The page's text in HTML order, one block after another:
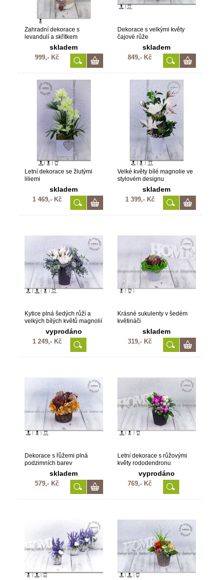
Zahradní dekorace s
levandulí a skřítkem
skladem
999,- Kč
Dekorace s velkými květy
čajové růže
skladem
849,- Kč
Letní dekorace se žlutými
liliemi
skladem
1 469,- Kč
Velké květy bílé magnolie ve
stylovém designu
skladem
1 399,- Kč
Kytice plná šedých růží a
velkých bílých květů magnolií
vyprodáno
1 249,- Kč
Krásné sukulenty v šedém
květináči
skladem
319,- Kč
Dekorace s řůžemi plná
podzimních barev
skladem
579,- Kč
Letní dekorace s růžovými
květy rododendronu
vyprodáno
769,- Kč